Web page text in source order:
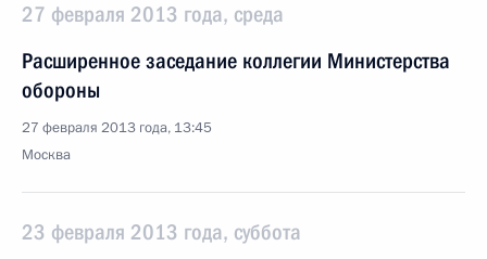
27 февраля 2013 года, среда
Расширенное заседание коллегии Министерства
обороны
27 февраля 2013 года, 13:45
Москва
23 февраля 2013 года, суббота